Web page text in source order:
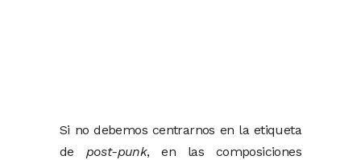
Si no debemos centrarnos en la etiqueta
de post-punk, en las composiciones